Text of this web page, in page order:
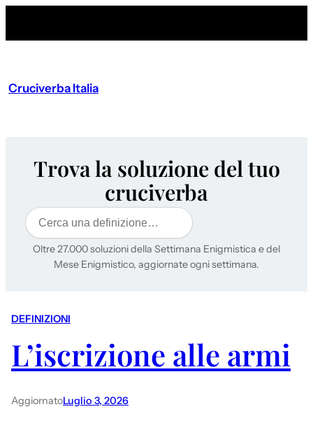
Cruciverba Italia
Trova la soluzione del tuo
cruciverba
Cerca
Oltre 27.000 soluzioni della Settimana Enigmistica e del
Mese Enigmistico, aggiornate ogni settimana.
DEFINIZIONI
L’iscrizione alle armi
AggiornatoLuglio 3, 2026